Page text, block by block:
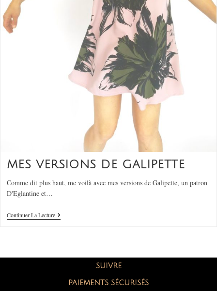
MES VERSIONS DE GALIPETTE
Comme dit plus haut, me voilà avec mes versions de Galipette, un patron
D'Eglantine et…
Continuer La Lecture
SUIVRE
PAIEMENTS SÉCURISÉS